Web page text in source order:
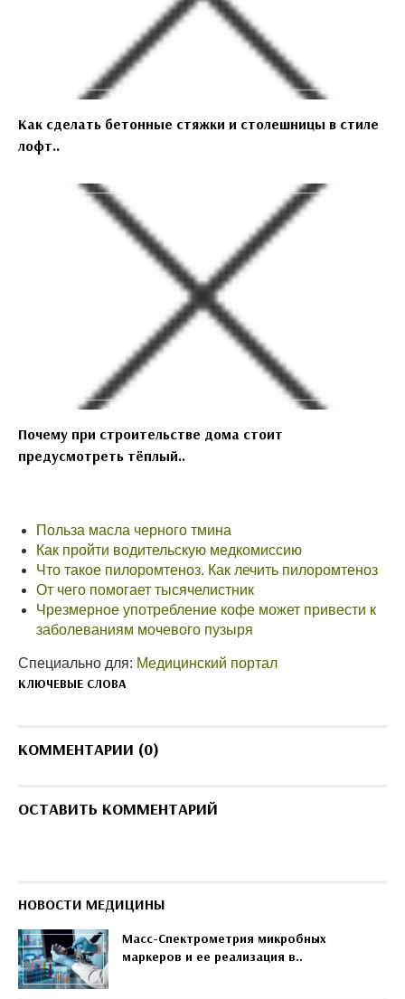
Как сделать бетонные стяжки и столешницы в стиле
лофт..
Почему при строительстве дома стоит
предусмотреть тёплый..
Польза масла черного тмина
Как пройти водительскую медкомиссию
Что такое пилоромтеноз. Как лечить пилоромтеноз
От чего помогает тысячелистник
Чрезмерное употребление кофе может привести к
заболеваниям мочевого пузыря
Специально для: Медицинский портал
КЛЮЧЕВЫЕ СЛОВА
КОММЕНТАРИИ (0)
ОСТАВИТЬ КОММЕНТАРИЙ
НОВОСТИ МЕДИЦИНЫ
Масс-Спектрометрия микробных
маркеров и ее реализация в..